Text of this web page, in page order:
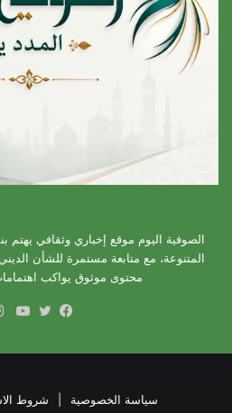
الصوفية اليوم موقع إخباري وثقافي يهتم
المتنوعة، مع متابعة مستمرة للشأن
محتوى موثوق يواكب
سياسة الخصوصية شروط